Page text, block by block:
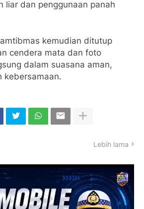
liar dan penggunaan panah
kemudian ditutup
cendera mata dan foto
dalam suasana aman,
kebersamaan.
Lebih lama